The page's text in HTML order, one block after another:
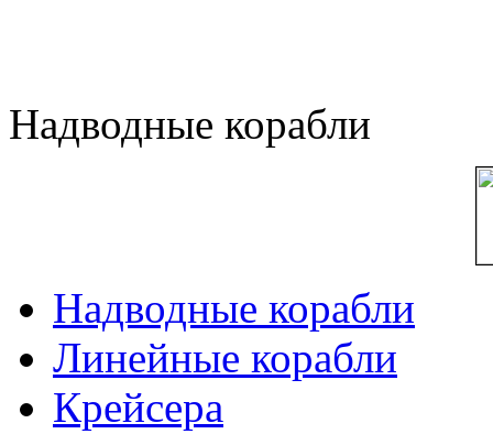
Надводные корабли
Надводные корабли
Линейные корабли
Крейсера